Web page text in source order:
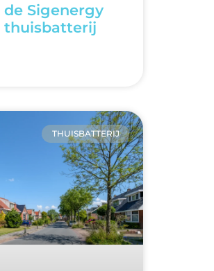
Sigenergy
thuisbatterij
THUISBATTERIJ